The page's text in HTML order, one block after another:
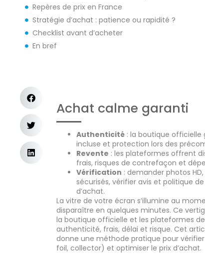
Repères de prix en France
Stratégie d’achat : patience ou rapidité ?
Checklist avant d’acheter
En bref
Achat calme garanti
Authenticité : la boutique officielle
incluse et protection lors des
Revente : les plateformes offrent
frais, risques de contrefaçon et
Vérification : demander photos
sécurisés, vérifier avis et politique
d’achat.
La vitre de votre écran s’illumine au
disparaître en quelques minutes. Ce
la boutique officielle et les plateformes
authenticité, frais, délai et risque. Cet
donne une méthode pratique pour
foil, collector) et optimiser le prix d’achat.